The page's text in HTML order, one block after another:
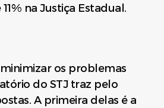
na Justiça Estadual.
os problemas
do STJ traz pelo
A primeira delas é a